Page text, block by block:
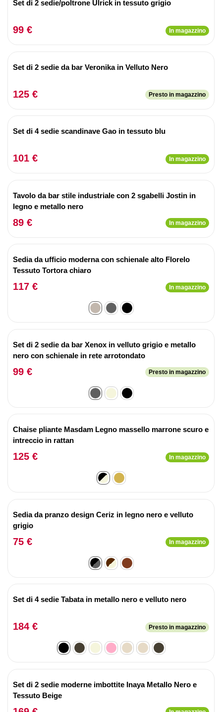
Set di 2 sedie/poltrone Ulrick in tessuto grigio
99 € In magazzino
Set di 2 sedie da bar Veronika in Velluto Nero
125 € Presto in magazzino
Set di 4 sedie scandinave Gao in tessuto blu
101 € In magazzino
Tavolo da bar stile industriale con 2 sgabelli Jostin in
legno e metallo nero
89 € In magazzino
Sedia da ufficio moderna con schienale alto Florelo
Tessuto Tortora chiaro
117 € In magazzino
Set di 2 sedie da bar Xenox in velluto grigio e metallo
nero con schienale in rete arrotondato
99 € Presto in magazzino
Chaise pliante Masdam Legno massello marrone scuro e
intreccio in rattan
125 € In magazzino
Sedia da pranzo design Ceriz in legno nero e velluto
grigio
75 € In magazzino
Set di 4 sedie Tabata in metallo nero e velluto nero
184 € Presto in magazzino
Set di 2 sedie moderne imbottite Inaya Metallo Nero e
Tessuto Beige